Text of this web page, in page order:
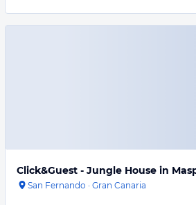
Click&Guest - Jungle House in
San Fernando · Gran Canaria